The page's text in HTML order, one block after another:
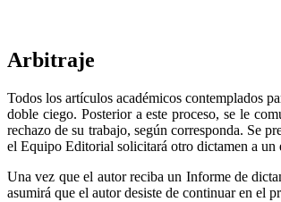
Arbitraje
Todos los artículos académicos contemplados
doble ciego. Posterior a este proceso, se le
rechazo de su trabajo, según corresponda. Se
el Equipo Editorial solicitará otro dictamen a un
Una vez que el autor reciba un Informe de
asumirá que el autor desiste de continuar en el